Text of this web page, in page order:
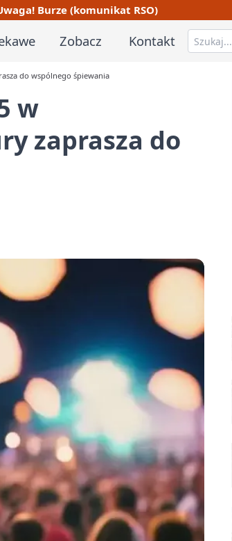
Burze (komunikat RSO)
Zobacz Kontakt
do wspólnego śpiewania
w
zaprasza do